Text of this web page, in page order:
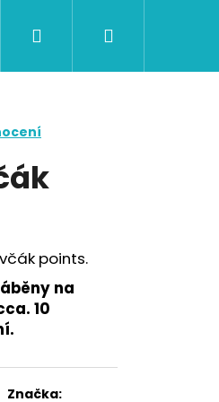
BAZAR
Přihlášení
points.
na
10
Značka: